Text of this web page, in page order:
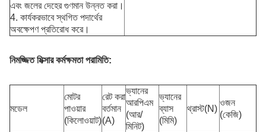
এবং জলের দেহের গুণমান উন্নত করা।
4. কার্যকরভাবে স্থগিত পদার্থের
অবক্ষেপণ প্রতিরোধ করে।
নিমজ্জিত মিক্সার কর্মক্ষমতা পরামিতি:
মডেল
মোটর
পাওয়ার
(কিলোওয়াট)
রেট করা
বর্তমান
(A)
ভ্যানের
আরপিএম
(আর/
মিনিট)
ভ্যানের
ব্যাস
(মিমি)
থ্রাস্ট(N)
ওজন
(কেজি)